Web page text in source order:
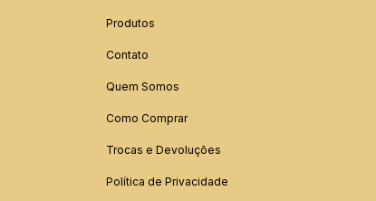
Produtos
Contato
Quem Somos
Como Comprar
Trocas e Devoluções
Política de Privacidade